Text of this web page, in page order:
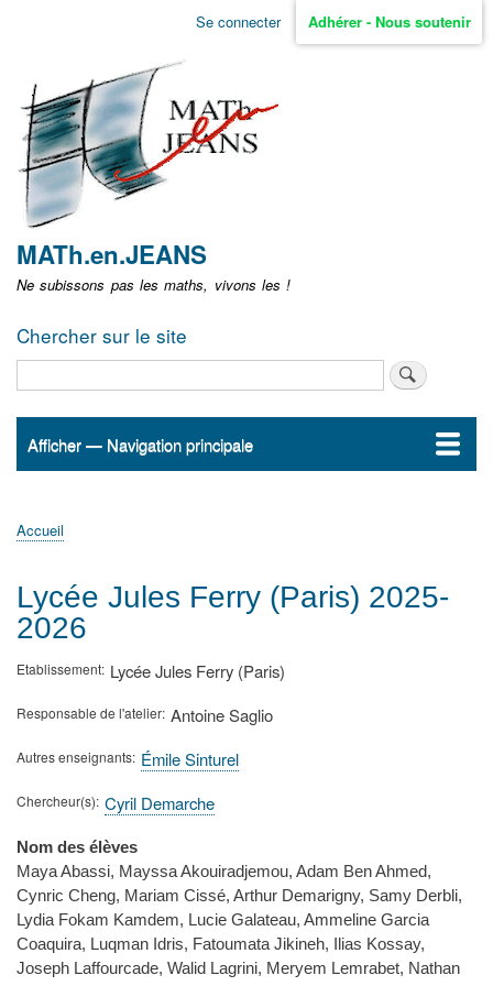
Aller
non
identifié
Se connecter Adhérer - Nous soutenir
MATh.en.JEANS
Ne subissons pas les maths, vivons les !
Chercher sur le site
Navigation
Afficher — Navigation principale
Accueil
ActualitésMATh.en.JEANS ?
Régions et Ateliers
Créer, gérer un atelier
Sujets/Publications
Congrès
d'Ariane
Accueil
Lycée Jules Ferry (Paris) 2025-
2026
Etablissement Lycée Jules Ferry (Paris)
Responsable de l'atelier Antoine Saglio
Autres enseignants Émile Sinturel
Chercheur(s) Cyril Demarche
Nom des élèves
Maya Abassi, Mayssa Akouiradjemou, Adam Ben Ahmed,
Cynric Cheng, Mariam Cissé, Arthur Demarigny, Samy Derbli,
Lydia Fokam Kamdem, Lucie Galateau, Ammeline Garcia
Coaquira, Luqman Idris, Fatoumata Jikineh, Ilias Kossay,
Joseph Laffourcade, Walid Lagrini, Meryem Lemrabet, Nathan